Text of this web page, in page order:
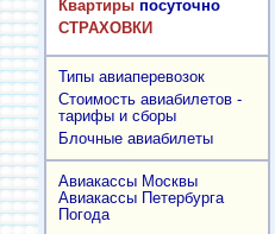
Квартиры посуточно
СТРАХОВКИ
Типы авиаперевозок
Стоимость авиабилетов -
тарифы и сборы
Блочные авиабилеты
Авиакассы Москвы
Авиакассы Петербурга
Погода